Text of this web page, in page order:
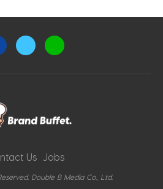
Us Jobs
Double B Media Co., Ltd.